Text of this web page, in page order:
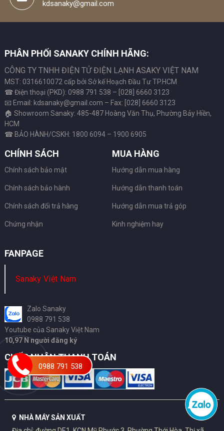
kdsanaky@gmail.com
PHÂN PHỐI SANAKY CHÍNH HÃNG:
CÔNG TY TNHH ĐIỆN TỬ ĐIỆN LẠNH ASAKY VIỆT NAM
MST: 0316610072 cấp bởi Sở kế Hoạch Đầu Tư TP.HCM
☎ Điện thoại (PKD): 0988 791 538 – [028] 6660 3123
📧 Email: kdsanaky@gmail.com – Fax: [028] 6660 3123
🏠 Showroom Sanaky: 485-487 Hoàng Văn Thụ, Phường Bảy Hiền,
HCM
☎ BẢO HÀNH/CSKH: 1800 6094 – 1900 6905
CHÍNH SÁCH
Chính sách bảo mật
Chính sách bảo hành
Chính sách đổi trả hàng
Chứng nhận
MUA HÀNG
Hướng dẫn mua hàng
Hướng dẫn thanh toán
Hướng dẫn mua trả góp
Kinh nghiệm hay
FANPAGE
Sanaky Việt Nam
Zalo Sanaky
0988 791 538
Youtube của Sanaky Việt Nam
10,97 N người đăng ký
CHẤP NHẬN THANH TOÁN
NHÀ MÁY SẢN XUẤT
0988 791 538